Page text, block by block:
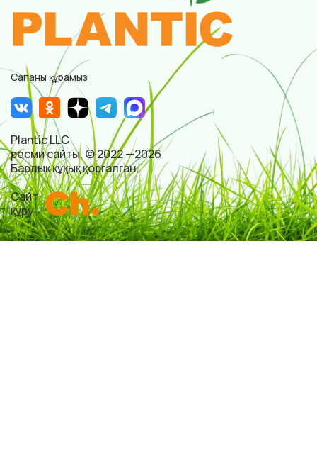
Сапаны құрамыз
Plantic LLC
ресми сайты, © 2022 —2026
Барлық құқық қорғалған.
Сайт
құру